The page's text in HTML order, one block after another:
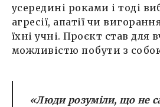
усередині роками і тоді
агресії, апатії чи
їхні учні. Проєкт став для
можливістю побути з
«Люди розуміли, що не